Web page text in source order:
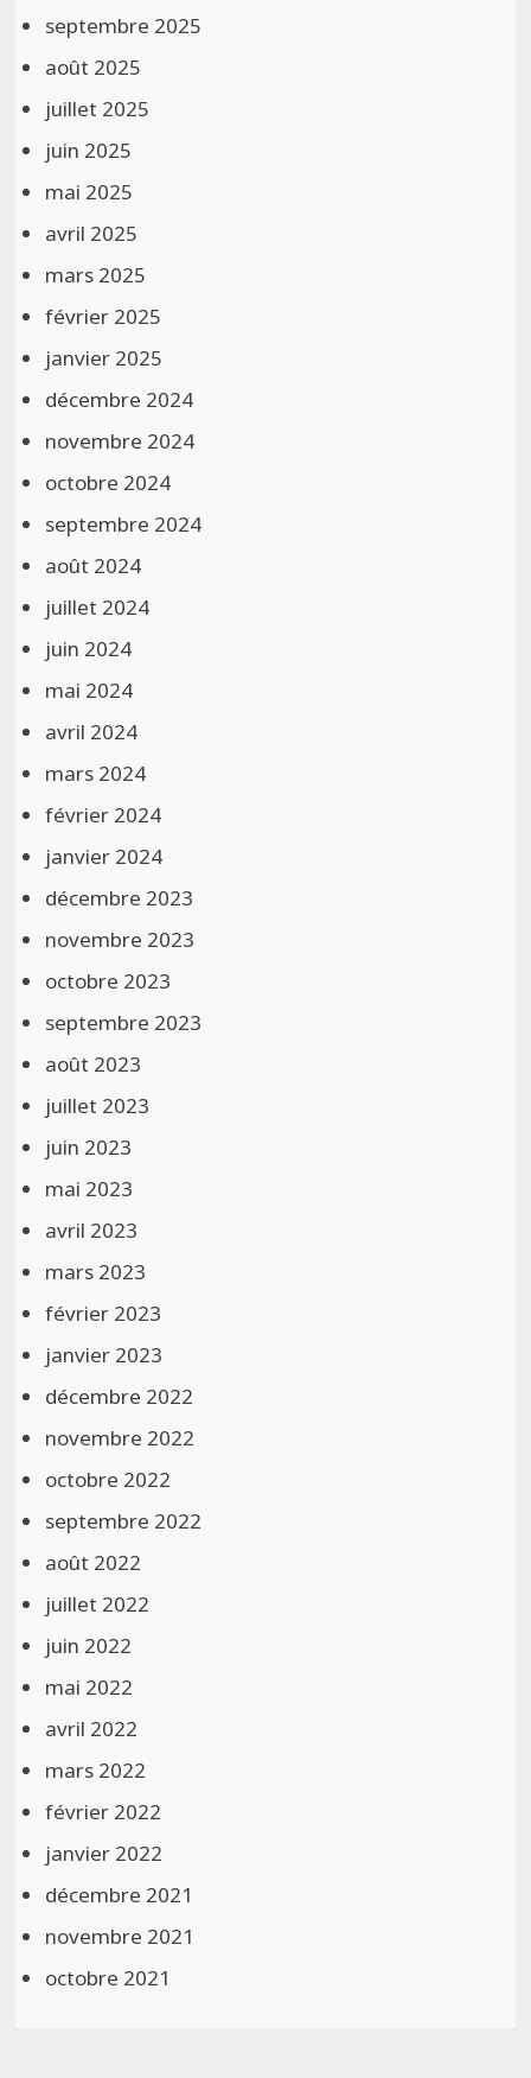
septembre 2025
août 2025
juillet 2025
juin 2025
mai 2025
avril 2025
mars 2025
février 2025
janvier 2025
décembre 2024
novembre 2024
octobre 2024
septembre 2024
août 2024
juillet 2024
juin 2024
mai 2024
avril 2024
mars 2024
février 2024
janvier 2024
décembre 2023
novembre 2023
octobre 2023
septembre 2023
août 2023
juillet 2023
juin 2023
mai 2023
avril 2023
mars 2023
février 2023
janvier 2023
décembre 2022
novembre 2022
octobre 2022
septembre 2022
août 2022
juillet 2022
juin 2022
mai 2022
avril 2022
mars 2022
février 2022
janvier 2022
décembre 2021
novembre 2021
octobre 2021